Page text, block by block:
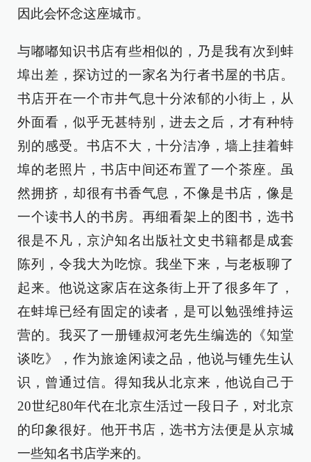
因此会怀念这座城市。
与嘟嘟知识书店有些相似的，乃是我有次到蚌
埠出差，探访过的一家名为行者书屋的书店。
书店开在一个市井气息十分浓郁的小街上，从
外面看，似乎无甚特别，进去之后，才有种特
别的感受。书店不大，十分洁净，墙上挂着蚌
埠的老照片，书店中间还布置了一个茶座。虽
然拥挤，却很有书香气息，不像是书店，像是
一个读书人的书房。再细看架上的图书，选书
很是不凡，京沪知名出版社文史书籍都是成套
陈列，令我大为吃惊。我坐下来，与老板聊了
起来。他说这家店在这条街上开了很多年了，
在蚌埠已经有固定的读者，是可以勉强维持运
营的。我买了一册锺叔河老先生编选的《知堂
谈吃》，作为旅途闲读之品，他说与锺先生认
识，曾通过信。得知我从北京来，他说自己于
20世纪80年代在北京生活过一段日子，对北京
的印象很好。他开书店，选书方法便是从京城
一些知名书店学来的。